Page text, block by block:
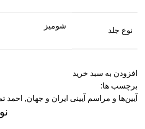
نوع جلد
شومیز
افزودن به سبد خرید
برچسب ها:
آیین‌ها و مراسم آیینی ایران و جهان, احمد